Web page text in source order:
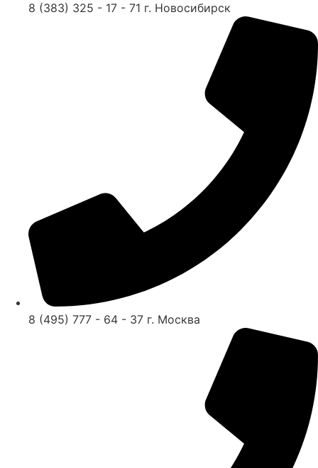
8 (383) 325 - 17 - 71 г. Новосибирск
8 (495) 777 - 64 - 37 г. Москва